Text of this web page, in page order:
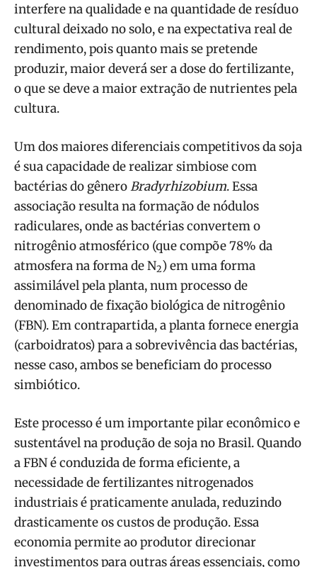
interfere na qualidade e na quantidade de resíduo
cultural deixado no solo, e na expectativa real de
rendimento, pois quanto mais se pretende
produzir, maior deverá ser a dose do fertilizante,
o que se deve a maior extração de nutrientes pela
cultura.
Um dos maiores diferenciais competitivos da soja
é sua capacidade de realizar simbiose com
bactérias do gêneroBradyrhizobium. Essa
associação resulta na formação de nódulos
radiculares, onde as bactérias convertem o
nitrogênio atmosférico (que compõe 78% da
atmosfera na forma de N2) em uma forma
assimilável pela planta, num processo de
denominado de fixação biológica de nitrogênio
(FBN). Em contrapartida, a planta fornece energia
(carboidratos) para a sobrevivência das bactérias,
nesse caso, ambos se beneficiam do processo
simbiótico.
Este processo é um importante pilar econômico e
sustentável na produção de soja no Brasil. Quando
a FBN é conduzida de forma eficiente, a
necessidade de fertilizantes nitrogenados
industriais é praticamente anulada, reduzindo
drasticamente os custos de produção. Essa
economia permite ao produtor direcionar
investimentos para outras áreas essenciais, como